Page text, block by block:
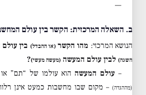
—
ב. השאלה המרכזית: הקשר בין עולם
הנושא המרכזי: מהו הקשר(או ההבדל) בין
השגה) לבין עולם המעשה (מעשה מעשי)?
–עולם המעשה הוא עולמו של “תם” או
(מההגדה) – מקום שבו מחשבות כמעט אינן